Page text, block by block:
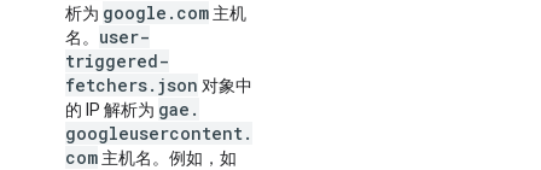
析为 google . com 主机
名。 user-
triggered-
fetchers. json 对象中
的 IP 解析为 gae .
googleusercontent.
com 主机名。例如，如